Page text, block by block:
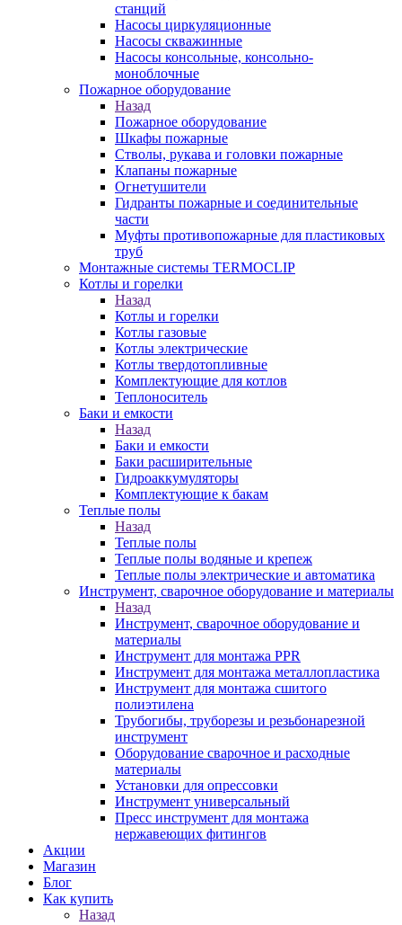
станций
Насосы циркуляционные
Насосы скважинные
Насосы консольные, консольно-
моноблочные
Пожарное оборудование
Назад
Пожарное оборудование
Шкафы пожарные
Стволы, рукава и головки пожарные
Клапаны пожарные
Огнетушители
Гидранты пожарные и соединительные
части
Муфты противопожарные для пластиковых
труб
Монтажные системы TERMOCLIP
Котлы и горелки
Назад
Котлы и горелки
Котлы газовые
Котлы электрические
Котлы твердотопливные
Комплектующие для котлов
Теплоноситель
Баки и емкости
Назад
Баки и емкости
Баки расширительные
Гидроаккумуляторы
Комплектующие к бакам
Теплые полы
Назад
Теплые полы
Теплые полы водяные и крепеж
Теплые полы электрические и автоматика
Инструмент, сварочное оборудование и материалы
Назад
Инструмент, сварочное оборудование и
материалы
Инструмент для монтажа PPR
Инструмент для монтажа металлопластика
Инструмент для монтажа сшитого
полиэтилена
Трубогибы, труборезы и резьбонарезной
инструмент
Оборудование сварочное и расходные
материалы
Установки для опрессовки
Инструмент универсальный
Пресс инструмент для монтажа
нержавеющих фитингов
Акции
Магазин
Блог
Как купить
Назад